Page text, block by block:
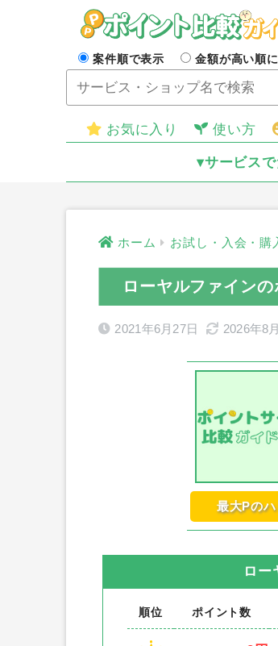
案件順で表示 金額が高い順
お気に入り 使い方
▾サービス
ホーム お試し・入会・購
ローヤルファイン
2021年6月27日 2026年8
最大Pの